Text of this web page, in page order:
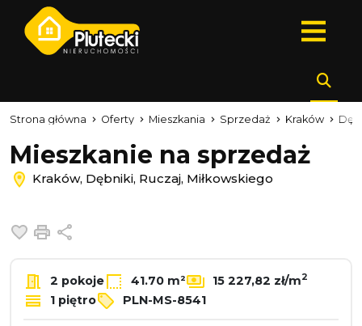
Strona główna Oferty Mieszkania Sprzedaż Kraków
Mieszkanie na sprzedaż
Kraków, Dębniki, Ruczaj, Miłkowskiego
Dodaj do ulubionych
Drukuj
2 pokoje 41.70 m² 15 227,82 zł/m2
1 piętro PLN-MS-8541